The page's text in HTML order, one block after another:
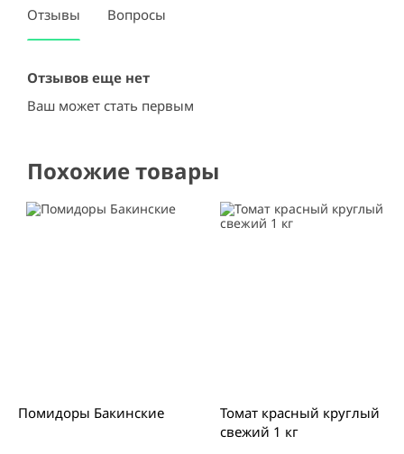
Отзывы Вопросы
Отзывов еще нет
Ваш может стать первым
Похожие товары
Помидоры Бакинские
Томат красный круглый
свежий 1 кг